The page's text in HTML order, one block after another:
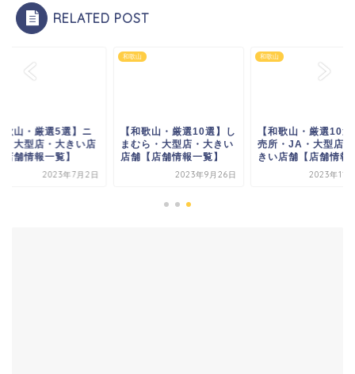
RELATED POST
歌山・厳選5選】ニ
・大型店・大きい店
店舗情報一覧】
2023年7月2日
和歌山
【和歌山・厳選10選】し
まむら・大型店・大きい
店舗【店舗情報一覧】
2023年9月26日
和歌山
【和歌山・厳選10選
売所・JA・大型店
きい店舗【店舗情報
2023年11